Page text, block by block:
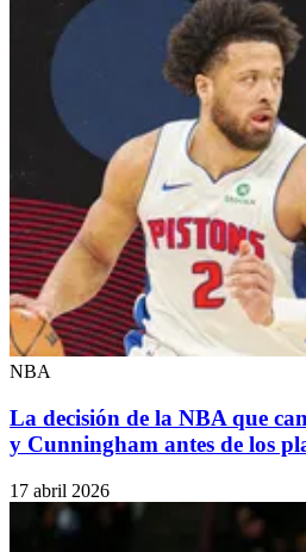
NBA
La decisión de la NBA que
y Cunningham antes de los
17 abril 2026